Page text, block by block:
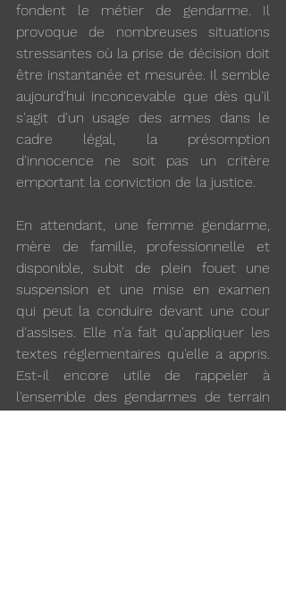
fondent le métier de gendarme. Il
provoque de nombreuses situations
stressantes où la prise de décision doit
être instantanée et mesurée. Il semble
aujourd'hui inconcevable que dès qu'il
s'agit d'un usage des armes dans le
cadre légal, la présomption
d'innocence ne soit pas un critère
emportant la conviction de la justice.
En attendant, une femme gendarme,
mère de famille, professionnelle et
disponible, subit de plein fouet une
suspension et une mise en examen
qui peut la conduire devant une cour
d'assises. Elle n'a fait qu'appliquer les
textes réglementaires qu'elle a appris.
Est-il encore utile de rappeler à
l'ensemble des gendarmes de terrain